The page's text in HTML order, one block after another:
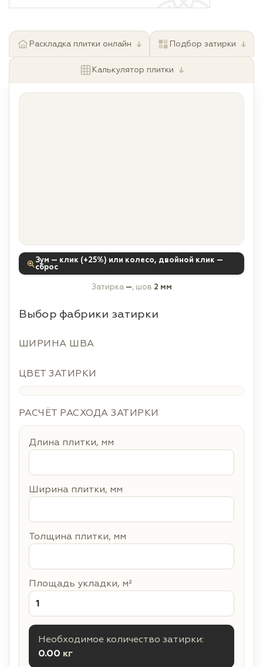
Раскладка плитки онлайн ↓ Подбор затирки ↓
Калькулятор плитки ↓
Зум — клик (+25%) или колесо, двойной клик —
сброс
Затирка —, шов 2 мм
Выбор фабрики затирки
ШИРИНА ШВА
ЦВЕТ ЗАТИРКИ
РАСЧЁТ РАСХОДА ЗАТИРКИ
Длина плитки, мм
Ширина плитки, мм
Толщина плитки, мм
Площадь укладки, м²
Необходимое количество затирки:
0.00 кг